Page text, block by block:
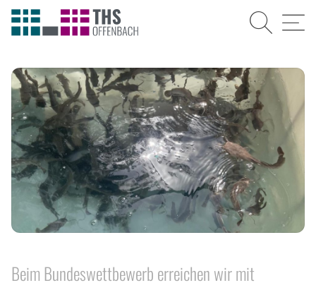
Beim Bundeswettbewerb erreichen wir mit